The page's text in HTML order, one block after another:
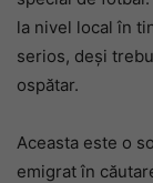
la nivel local în
serios, deși
ospătar.
Aceasta este o
emigrat în